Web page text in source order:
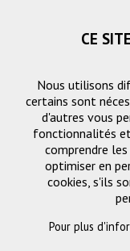
Gestion
CE
Nous utilisons
certains sont
d'autres vous
fonctionnalités
comprendre
optimiser en
cookies, s'ils
Pour plus